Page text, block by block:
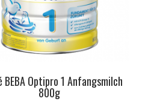
BEBA Optipro 1 Anfangsmilch
800g